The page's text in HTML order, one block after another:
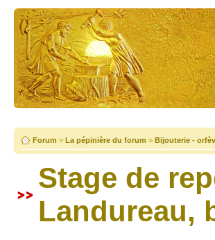
Forum > La pépinière du forum > Bijouterie -
Stage de
Landureau,